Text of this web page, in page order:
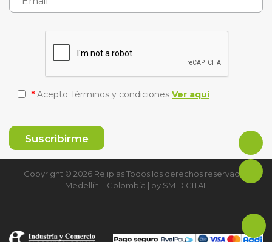
* Acepto Términos y condiciones Ver aquí
Copyright © 2026 Rejiplas Todos los derechos reservados
Medellín – Colombia | by SM DIGITAL